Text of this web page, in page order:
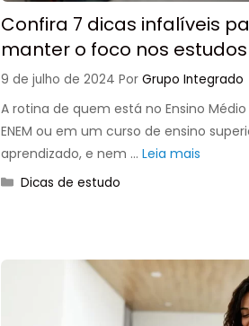
Confira 7 dicas infalíveis
manter o foco nos estudos
9 de julho de 2024 Por Grupo Integrado
A rotina de quem está no Ensino
ENEM ou em um curso de ensino
aprendizado, e nem … Leia mais
Categorias
Dicas de estudo